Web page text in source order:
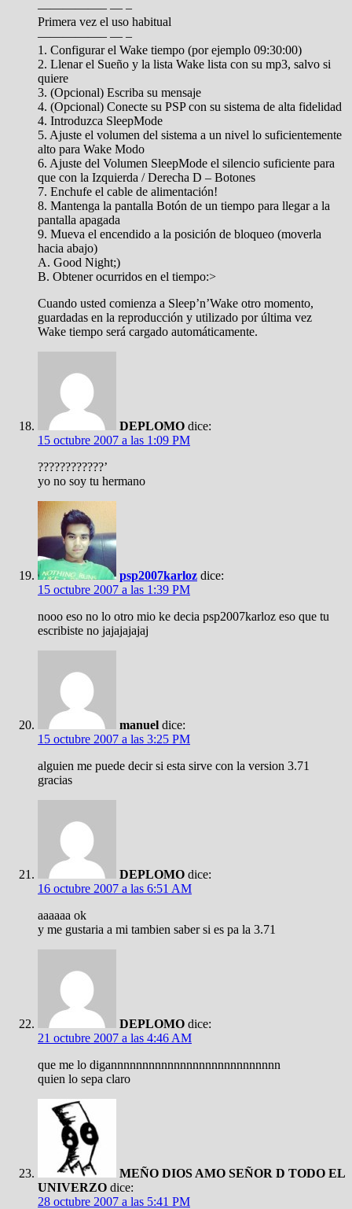
—————– — –
Primera vez el uso habitual
—————– — –
1. Configurar el Wake tiempo (por ejemplo 09:30:00)
2. Llenar el Sueño y la lista Wake lista con su mp3, salvo si
quiere
3. (Opcional) Escriba su mensaje
4. (Opcional) Conecte su PSP con su sistema de alta fidelidad
4. Introduzca SleepMode
5. Ajuste el volumen del sistema a un nivel lo suficientemente
alto para Wake Modo
6. Ajuste del Volumen SleepMode el silencio suficiente para
que con la Izquierda / Derecha D – Botones
7. Enchufe el cable de alimentación!
8. Mantenga la pantalla Botón de un tiempo para llegar a la
pantalla apagada
9. Mueva el encendido a la posición de bloqueo (moverla
hacia abajo)
A. Good Night;)
B. Obtener ocurridos en el tiempo:>
Cuando usted comienza a Sleep’n’Wake otro momento,
guardadas en la reproducción y utilizado por última vez
Wake tiempo será cargado automáticamente.
DEPLOMO dice:
15 octubre 2007 a las 1:09 PM
????????????’
yo no soy tu hermano
psp2007karloz dice:
15 octubre 2007 a las 1:39 PM
nooo eso no lo otro mio ke decia psp2007karloz eso que tu
escribiste no jajajajajaj
manuel dice:
15 octubre 2007 a las 3:25 PM
alguien me puede decir si esta sirve con la version 3.71
gracias
DEPLOMO dice:
16 octubre 2007 a las 6:51 AM
aaaaaa ok
y me gustaria a mi tambien saber si es pa la 3.71
DEPLOMO dice:
21 octubre 2007 a las 4:46 AM
que me lo digannnnnnnnnnnnnnnnnnnnnnnnnnn
quien lo sepa claro
MEÑO DIOS AMO SEÑOR D TODO EL
UNIVERZO dice:
28 octubre 2007 a las 5:41 PM